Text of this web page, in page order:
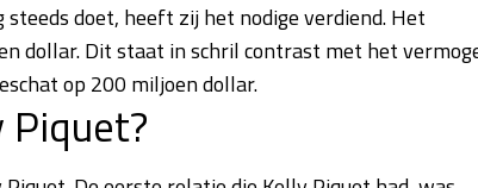
doet, heeft zij het nodige verdiend. Het
dollar. Dit staat in schril contrast met het
op 200 miljoen dollar.